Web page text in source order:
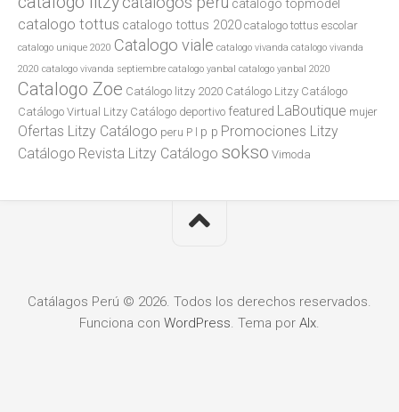
catalogo topmodel
catalogo tottus catalogo tottus 2020 catalogo tottus escolar
catalogo unique 2020 Catalogo viale catalogo vivanda catalogo vivanda
2020 catalogo vivanda septiembre catalogo yanbal catalogo yanbal 2020
Catalogo Zoe Catálogo litzy 2020 Catálogo Litzy Catálogo
Catálogo Virtual Litzy Catálogo deportivo featured LaBoutique mujer
Ofertas Litzy Catálogo peru P l p p Promociones Litzy
Catálogo Revista Litzy Catálogo sokso Vimoda
Catálagos Perú © 2026. Todos los derechos reservados.
Funciona con WordPress. Tema por Alx.